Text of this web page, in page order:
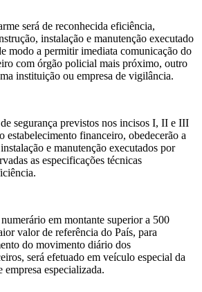
será de reconhecida eficiência,
instalação e manutenção executado
modo a permitir imediata comunicação do
com órgão policial mais próximo, outro
instituição ou empresa de vigilância.
segurança previstos nos incisos I, II e III
estabelecimento financeiro, obedecerão a
e manutenção executados por
as especificações técnicas
em montante superior a 500
valor de referência do País, para
do movimento diário dos
será efetuado em veículo especial da
especializada.